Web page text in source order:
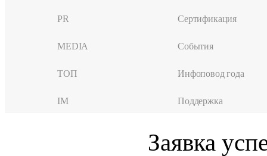
PR
MEDIA
ТОП
IM
Сертификация
События
Инфоповод года
Поддержка
Заявка